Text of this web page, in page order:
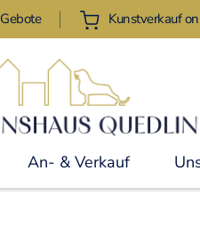
Gebote Kunstverkauf
An- & Verkauf